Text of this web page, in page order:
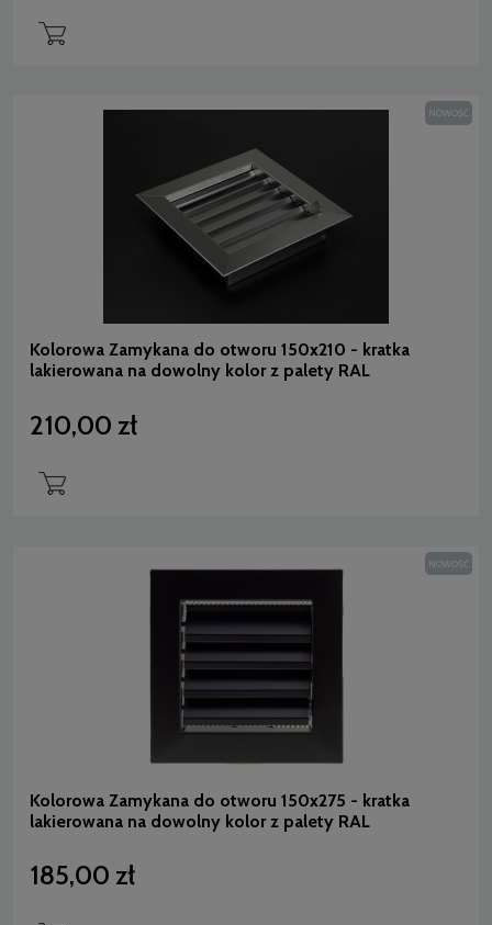
Kolorowa Zamykana do otworu 150x210 - kratka
lakierowana na dowolny kolor z palety RAL
210,00 zł
NOWOŚĆ
Kolorowa Zamykana do otworu 150x275 - kratka
lakierowana na dowolny kolor z palety RAL
185,00 zł
NOWOŚĆ